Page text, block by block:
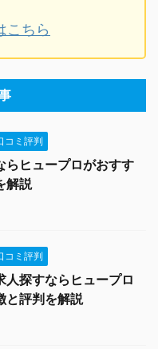
こちら
コミ評判
らヒュープロがおすす
解説
コミ評判
人探すならヒュープロ
と評判を解説